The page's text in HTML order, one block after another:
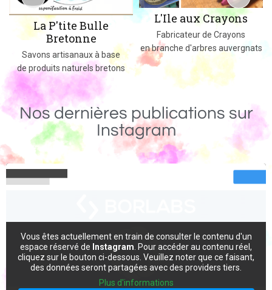
L'Ile aux Crayons
Fabricateur de Crayons
en branche d'arbres auvergnats
Un Monde de Bois
Des jeux, jouets et objets en bois
massif fabriqués dans le 02
Nos dernières publications sur
Instagram
Vous êtes actuellement en train de consulter le contenu d'un
espace réservé de Instagram . Pour accéder au contenu réel,
cliquez sur le bouton ci-dessous. Veuillez noter que ce faisant,
des données seront partagées avec des providers tiers.
Plus d'informations